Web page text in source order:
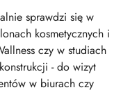
sprawdzi się w
kosmetycznych i
czy w studiach
- do wizyt
w biurach czy